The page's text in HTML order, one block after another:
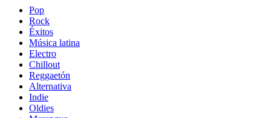
Pop
Rock
Éxitos
Música latina
Electro
Chillout
Reggaetón
Alternativa
Indie
Oldies